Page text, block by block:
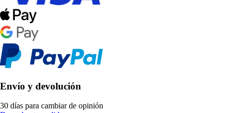
Envío y devolución
30 días para cambiar de opinión